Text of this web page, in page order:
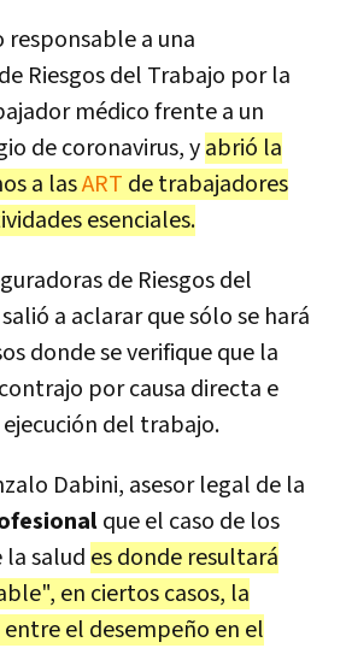
responsable a una
Riesgos del Trabajo por la
médico frente a un
de coronavirus, yabrió la
a lasART de trabajadores
esenciales.
de Riesgos del
a aclarar que sólo se hará
donde se verifique que la
por causa directa e
del trabajo.
Dabini, asesor legal de la
que el caso de los
salud es donde resultará
en ciertos casos, la
el desempeño en el